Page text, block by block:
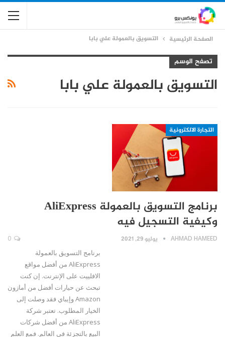
الصفحة الرئيسية التسويق بالعمولة علي بابا
تصفح الوسم
التسويق بالعمولة علي بابا
التجارة الالكترونية
برنامج التسويق بالعمولة AliExpress
وكيفية التسجيل فيه
AHMAD HAMEED يوليو 29, 2021
برنامج التسويق بالعمولة
AliExpress من أفضل مواقع
الافلييت على الإنترنت. إن كنت
تبحث عن حيارات أفضل من أمازون
Amazon وإيباي فقد وصلت إلى
الخيار المطلوب. تعتبر شركة
AliExpress من أفضل شركات
البيع بالتجزئة في العالم. فمع العلم